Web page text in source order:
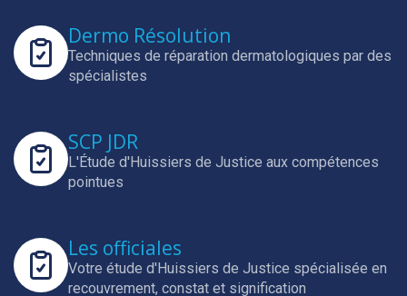
Dermo Résolution
Techniques de réparation dermatologiques par des
spécialistes
SCP JDR
L'Étude d'Huissiers de Justice aux compétences
pointues
Les officiales
Votre étude d'Huissiers de Justice spécialisée en
recouvrement, constat et signification